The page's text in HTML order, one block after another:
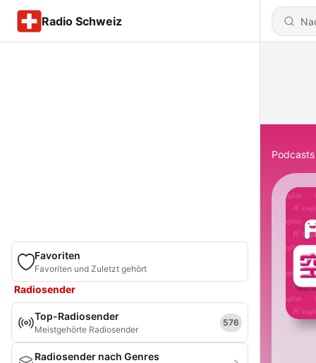
Radio Schweiz
Favoriten
Favoriten und Zuletzt gehört
Radiosender
Top-Radiosender
Meistgehörte Radiosender
576
Radiosender nach Genres
Podcasts